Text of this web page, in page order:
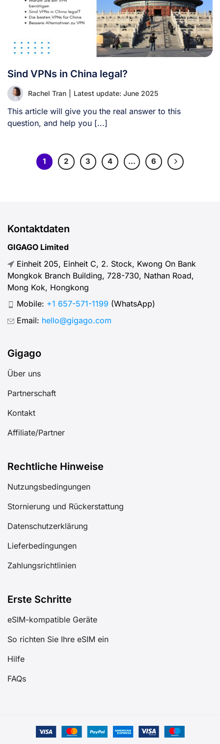
Sind VPNs in China legal?
Rachel Tran Latest update: June 2025
This article will give you the real answer to this
question, and help you [...]
1 2 3 4 … 6
Kontaktdaten
GIGAGO Limited
Einheit 205, Einheit C, 2. Stock, Kwong On Bank
Mongkok Branch Building, 728-730, Nathan Road,
Mong Kok, Hongkong
Mobile: +1 657-571-1199 (WhatsApp)
Email: hello@gigago.com
Gigago
Über uns
Partnerschaft
Kontakt
Affiliate/Partner
Rechtliche Hinweise
Nutzungsbedingungen
Stornierung und Rückerstattung
Datenschutzerklärung
Lieferbedingungen
Zahlungsrichtlinien
Erste Schritte
eSIM-kompatible Geräte
So richten Sie Ihre eSIM ein
Hilfe
FAQs